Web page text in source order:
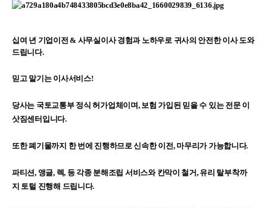
십여 년 기업이전& 사무실이사경험과 노하우로 귀사의 안전한이사도와
드립니다.
믿고 맡기는 이사서비스!
당사는 국토교통부 정식 허가업체이며, 보험 가입된 믿을 수 있는 전문 이
삿짐센터입니다.
또한폐기물까지 한 번에 진행하므로신속한이전, 마무리가가능합니다.
파티션, 앵글, 렉, 등 각종 분해조립 서비스와 칸막이 철거, 유리 탈부착까
지 토털 진행해 드립니다.